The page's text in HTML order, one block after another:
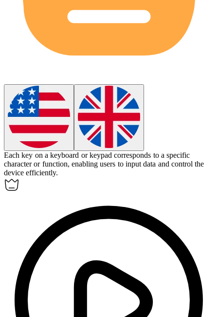
Eachkey on a keyboard or keypad corresponds to a specific
character or function, enabling users to input data and control the
device efficiently.